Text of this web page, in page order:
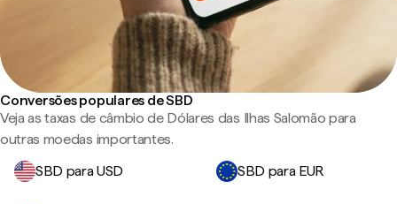
Conversões populares de SBD
Veja as taxas de câmbio de Dólares das Ilhas Salomão para
outras moedas importantes.
SBD para USD
SBD para EUR